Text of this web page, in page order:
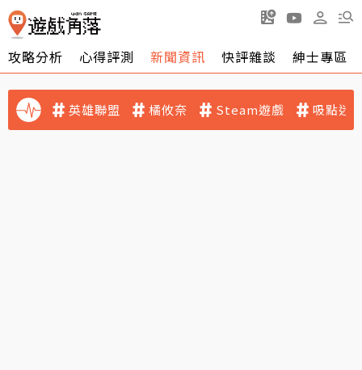
攻略分析 心得評測 新聞資訊 快評雜談 紳士專區
英雄聯盟 橘攸奈 Steam遊戲 吸點迷